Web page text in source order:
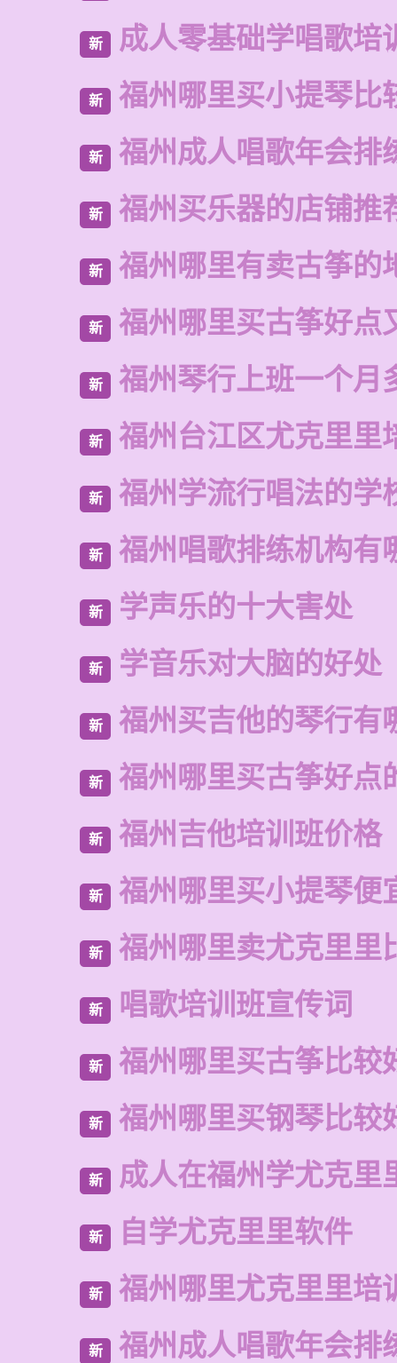
新 成人零基础学唱歌培
新 福州哪里买小提琴比
新 福州成人唱歌年会排
新 福州买乐器的店铺推
新 福州哪里有卖古筝的
新 福州哪里买古筝好点
新 福州琴行上班一个月
新 福州台江区尤克里里
新 福州学流行唱法的学
新 福州唱歌排练机构有
新 学声乐的十大害处
新 学音乐对大脑的好处
新 福州买吉他的琴行有
新 福州哪里买古筝好点
新 福州吉他培训班价格
新 福州哪里买小提琴便
新 福州哪里卖尤克里里
新 唱歌培训班宣传词
新 福州哪里买古筝比较
新 福州哪里买钢琴比较
新 成人在福州学尤克里
新 自学尤克里里软件
新 福州哪里尤克里里培
新 福州成人唱歌年会排